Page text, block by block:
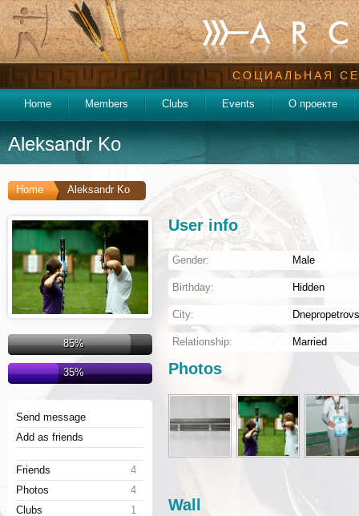
СОЦИАЛЬНАЯ
Home Members Clubs Events О проекте
Aleksandr Ko
Home Aleksandr Ko
85%
35%
Send message
Add as friends
4
Friends
4
Photos
1
Clubs
User info
Gender: Male
Birthday: Hidden
City:
Relationship: Married
Photos
Wall